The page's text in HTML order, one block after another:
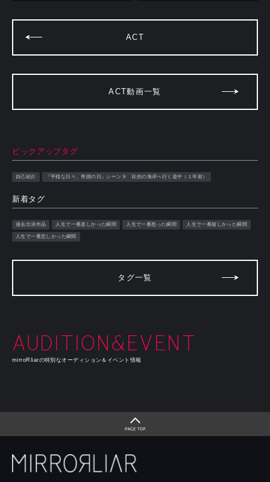
ACT
ACT動画一覧
ピックアップタグ
自己紹介 『平穏な日々、奇蹟の日』シーン９ 目的の海岸へ行く道中（１年前）
新着タグ
過去出演作品 人生で一番楽しかった瞬間 人生で一番怒った瞬間 人生で一番嬉しかった瞬間
人生で一番悲しかった瞬間
タグ一覧
AUDITION&EVENT
mirroRliarの特別なオーディション＆イベント情報